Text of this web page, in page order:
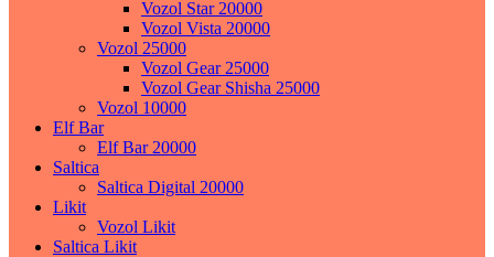
Vozol Star 20000
Vozol Vista 20000
Vozol 25000
Vozol Gear 25000
Vozol Gear Shisha 25000
Vozol 10000
Elf Bar
Elf Bar 20000
Saltica
Saltica Digital 20000
Likit
Vozol Likit
Saltica Likit